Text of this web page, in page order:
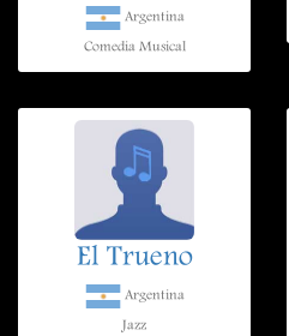
Argentina
Comedia Musical
El Trueno
Argentina
Jazz